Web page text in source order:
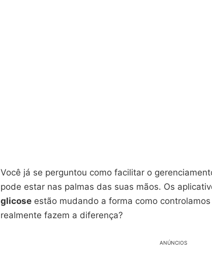
Você já se perguntou como facilitar o
pode estar nas palmas das suas mãos. Os
glicose estão mudando a forma como
realmente fazem a diferença?
ANÚNCIOS